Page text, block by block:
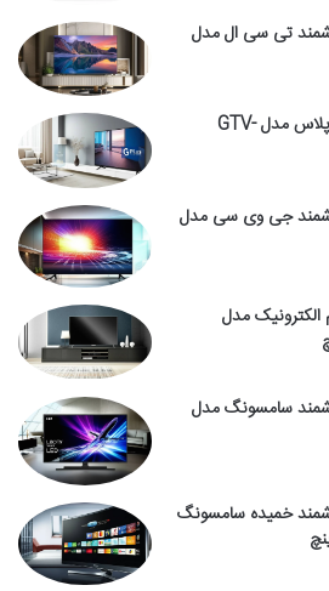
تی سی ال مدل
بررسی تلویزیون هوشمند جی پلاس مدل GTV-
جی وی سی مدل
مدل
سامسونگ مدل
خمیده سامسونگ